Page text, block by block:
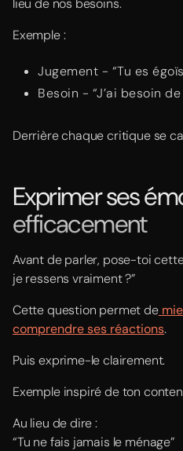
lieu de nos besoins.
Exemple :
Jugement - “Tu es
Besoin - “J’ai besoin
Derrière chaque critique se
Exprimer ses
efficacement
Avant de parler, pose-toi
je ressens vraiment ?”
Cette question permet de
comprendre ses réactions.
Puis exprime-le clairement.
Exemple inspiré de ton
Au lieu de dire :
“Tu ne fais jamais le ménage”